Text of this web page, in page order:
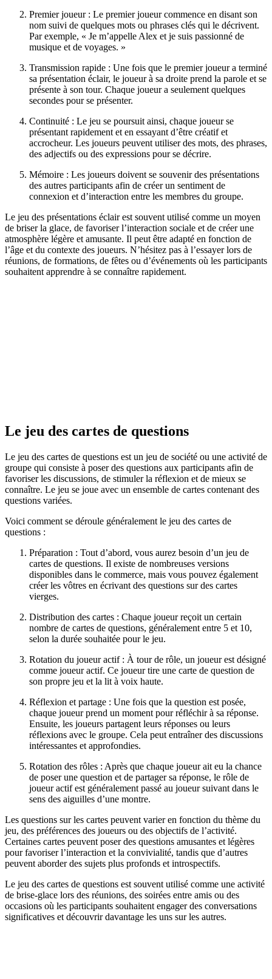
Premier joueur : Le premier joueur commence en disant son
nom suivi de quelques mots ou phrases clés qui le décrivent.
Par exemple, « Je m’appelle Alex et je suis passionné de
musique et de voyages. »
Transmission rapide : Une fois que le premier joueur a terminé
sa présentation éclair, le joueur à sa droite prend la parole et se
présente à son tour. Chaque joueur a seulement quelques
secondes pour se présenter.
Continuité : Le jeu se poursuit ainsi, chaque joueur se
présentant rapidement et en essayant d’être créatif et
accrocheur. Les joueurs peuvent utiliser des mots, des phrases,
des adjectifs ou des expressions pour se décrire.
Mémoire : Les joueurs doivent se souvenir des présentations
des autres participants afin de créer un sentiment de
connexion et d’interaction entre les membres du groupe.
Le jeu des présentations éclair est souvent utilisé comme un moyen
de briser la glace, de favoriser l’interaction sociale et de créer une
atmosphère légère et amusante. Il peut être adapté en fonction de
l’âge et du contexte des joueurs. N’hésitez pas à l’essayer lors de
réunions, de formations, de fêtes ou d’événements où les participants
souhaitent apprendre à se connaître rapidement.
Le jeu des cartes de questions
Le jeu des cartes de questions est un jeu de société ou une activité de
groupe qui consiste à poser des questions aux participants afin de
favoriser les discussions, de stimuler la réflexion et de mieux se
connaître. Le jeu se joue avec un ensemble de cartes contenant des
questions variées.
Voici comment se déroule généralement le jeu des cartes de
questions :
Préparation : Tout d’abord, vous aurez besoin d’un jeu de
cartes de questions. Il existe de nombreuses versions
disponibles dans le commerce, mais vous pouvez également
créer les vôtres en écrivant des questions sur des cartes
vierges.
Distribution des cartes : Chaque joueur reçoit un certain
nombre de cartes de questions, généralement entre 5 et 10,
selon la durée souhaitée pour le jeu.
Rotation du joueur actif : À tour de rôle, un joueur est désigné
comme joueur actif. Ce joueur tire une carte de question de
son propre jeu et la lit à voix haute.
Réflexion et partage : Une fois que la question est posée,
chaque joueur prend un moment pour réfléchir à sa réponse.
Ensuite, les joueurs partagent leurs réponses ou leurs
réflexions avec le groupe. Cela peut entraîner des discussions
intéressantes et approfondies.
Rotation des rôles : Après que chaque joueur ait eu la chance
de poser une question et de partager sa réponse, le rôle de
joueur actif est généralement passé au joueur suivant dans le
sens des aiguilles d’une montre.
Les questions sur les cartes peuvent varier en fonction du thème du
jeu, des préférences des joueurs ou des objectifs de l’activité.
Certaines cartes peuvent poser des questions amusantes et légères
pour favoriser l’interaction et la convivialité, tandis que d’autres
peuvent aborder des sujets plus profonds et introspectifs.
Le jeu des cartes de questions est souvent utilisé comme une activité
de brise-glace lors des réunions, des soirées entre amis ou des
occasions où les participants souhaitent engager des conversations
significatives et découvrir davantage les uns sur les autres.